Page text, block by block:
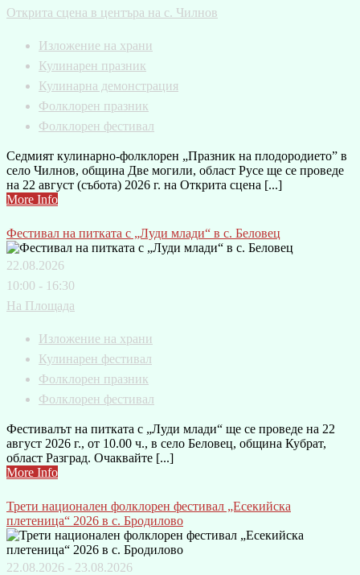
Открита сцена в центъра на с. Чилнов
Изложение на храни
Кулинарен празник
Кулинарна демонстрация
Фолклорен празник
Фолклорен фестивал
Седмият кулинарно-фолклорен „Празник на плодородието” в
село Чилнов, община Две могили, област Русе ще се проведе
на 22 август (събота) 2026 г. на Открита сцена [...]
More Info
Фестивал на питката с „Луди млади“ в с. Беловец
22.08.2026
10:00 - 16:30
На Площада
Изложение на храни
Кулинарен фестивал
Фолклорен празник
Фолклорен фестивал
Фестивалът на питката с „Луди млади“ ще се проведе на 22
август 2026 г., от 10.00 ч., в село Беловец, община Кубрат,
област Разград. Очаквайте [...]
More Info
Трети национален фолклорен фестивал „Есекийска
плетеница“ 2026 в с. Бродилово
22.08.2026 - 23.08.2026